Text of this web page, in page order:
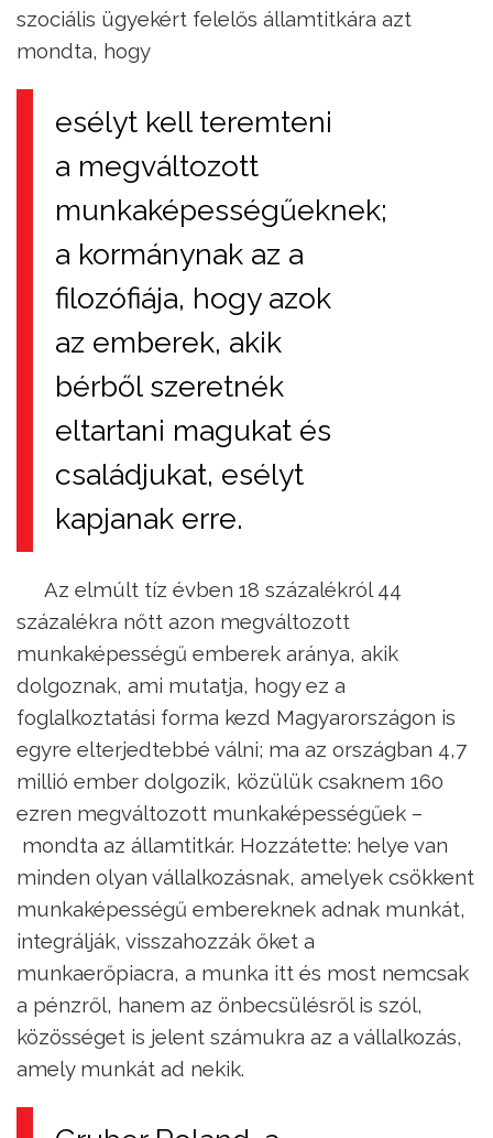
szociális ügyekért felelős államtitkára azt
mondta, hogy
esélyt kell teremteni
a megváltozott
munkaképességűeknek;
a kormánynak az a
filozófiája, hogy azok
az emberek, akik
bérből szeretnék
eltartani magukat és
családjukat, esélyt
kapjanak erre.
Az elmúlt tíz évben 18 százalékról 44
százalékra nőtt azon megváltozott
munkaképességű emberek aránya, akik
dolgoznak, ami mutatja, hogy ez a
foglalkoztatási forma kezd Magyarországon is
egyre elterjedtebbé válni; ma az országban 4,7
millió ember dolgozik, közülük csaknem 160
ezren megváltozott munkaképességűek –
mondta az államtitkár. Hozzátette: helye van
minden olyan vállalkozásnak, amelyek csökkent
munkaképességű embereknek adnak munkát,
integrálják, visszahozzák őket a
munkaerőpiacra, a munka itt és most nemcsak
a pénzről, hanem az önbecsülésről is szól,
közösséget is jelent számukra az a vállalkozás,
amely munkát ad nekik.